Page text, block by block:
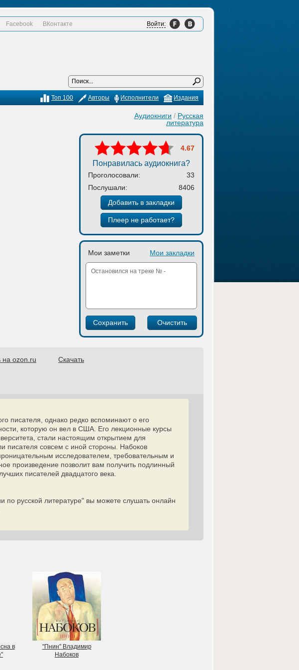
Facebook ВКонтакте Войти:
Издания
Исполнители
Авторы
Топ 100
Аудиокниги / Русская
литература
4.67
Понравилась аудиокнига?
Проголосовали:
33
Послушали:
8406
Добавить в закладки
Плеер не работает?
Мои заметки Мои закладки
на ozon.ru Скачать
писателя, однако редко вспоминают о его
которую он вел в США. Его лекционные курсы
стали настоящим открытием для
писателя совсем с иной стороны. Набоков
исследователем, требовательным и
произведение позволит вам получить подлинный
писателей двадцатого века.
по русской литературе" вы можете слушать онлайн
в
"Пнин" Владимир
Набоков